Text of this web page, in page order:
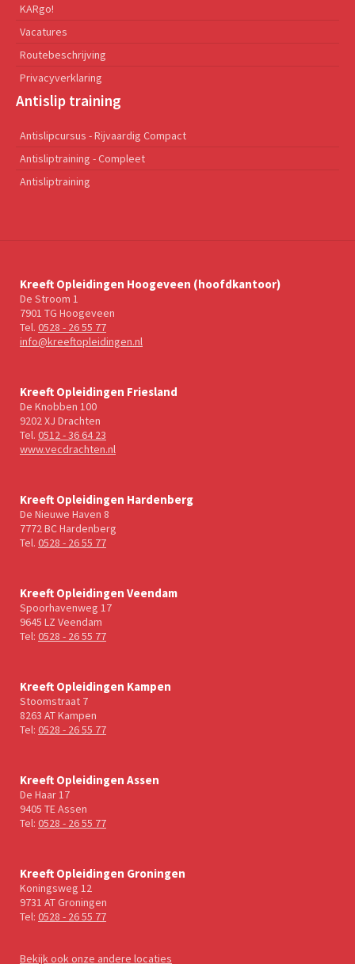
KARgo!
Vacatures
Routebeschrijving
Privacyverklaring
Antislip training
Antislipcursus - Rijvaardig Compact
Antisliptraining - Compleet
Antisliptraining
Kreeft Opleidingen Hoogeveen (hoofdkantoor)
De Stroom 1
7901 TG Hoogeveen
Tel. 0528 - 26 55 77
info@kreeftopleidingen.nl
Kreeft Opleidingen Friesland
De Knobben 100
9202 XJ Drachten
Tel. 0512 - 36 64 23
www.vecdrachten.nl
Kreeft Opleidingen Hardenberg
De Nieuwe Haven 8
7772 BC Hardenberg
Tel. 0528 - 26 55 77
Kreeft Opleidingen Veendam
Spoorhavenweg 17
9645 LZ Veendam
Tel: 0528 - 26 55 77
Kreeft Opleidingen Kampen
Stoomstraat 7
8263 AT Kampen
Tel: 0528 - 26 55 77
Kreeft Opleidingen Assen
De Haar 17
9405 TE Assen
Tel: 0528 - 26 55 77
Kreeft Opleidingen Groningen
Koningsweg 12
9731 AT Groningen
Tel: 0528 - 26 55 77
Bekijk ook onze andere locaties